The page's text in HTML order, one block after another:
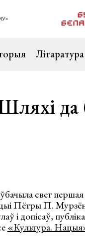
Літаратура
да
свет першая
Пётры П.
і допісаў,
«Культура.